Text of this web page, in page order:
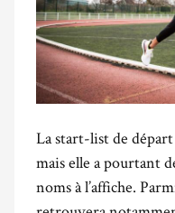
La start-list de départ
mais elle a pourtant
noms à l’affiche.